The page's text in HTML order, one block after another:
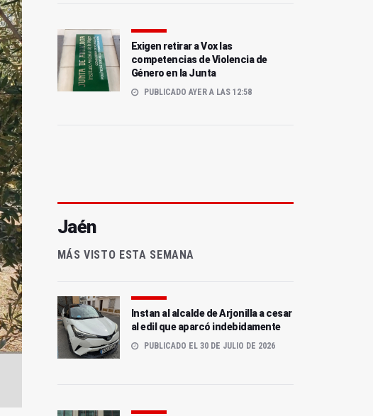
Exigen retirar a Vox las
competencias de Violencia de
Género en la Junta
PUBLICADO AYER A LAS 12:58
Jaén
MÁS VISTO ESTA SEMANA
Instan al alcalde de Arjonilla a cesar
al edil que aparcó indebidamente
PUBLICADO EL 30 DE JULIO DE 2026